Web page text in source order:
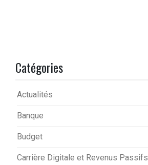
Catégories
Actualités
Banque
Budget
Carrière Digitale et Revenus Passifs